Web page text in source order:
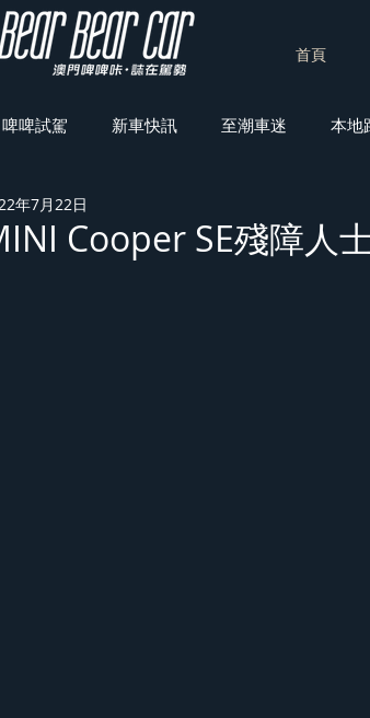
首頁
啤啤試駕 新車快訊 至潮車迷 本地
Cooper SE殘障人
年7月22日